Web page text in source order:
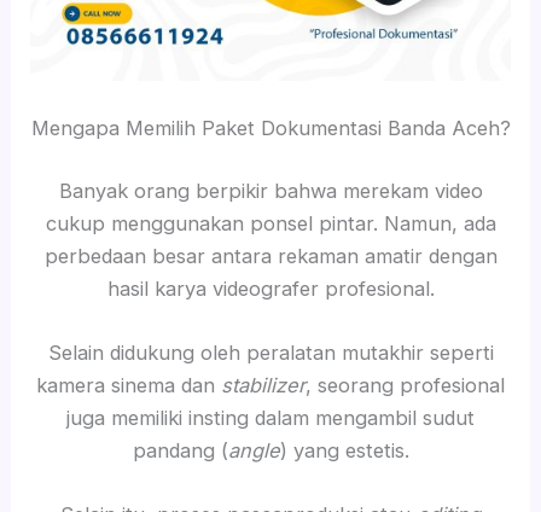
Mengapa Memilih Paket Dokumentasi Banda Aceh?
Banyak orang berpikir bahwa merekam video
cukup menggunakan ponsel pintar. Namun, ada
perbedaan besar antara rekaman amatir dengan
hasil karya videografer profesional.
Selain didukung oleh peralatan mutakhir seperti
kamera sinema dan stabilizer, seorang profesional
juga memiliki insting dalam mengambil sudut
pandang (angle) yang estetis.